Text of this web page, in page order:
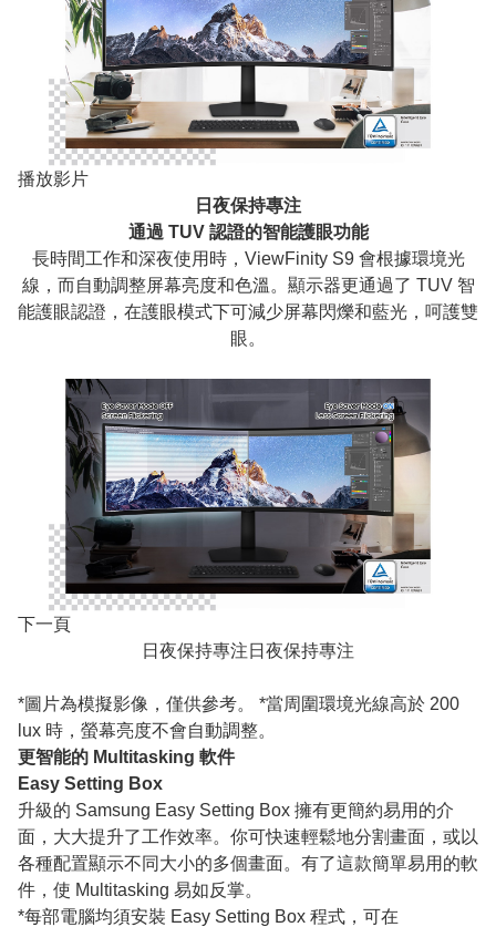
播放影片
日夜保持專注
通過 TUV 認證的智能護眼功能
長時間工作和深夜使用時，ViewFinity S9 會根據環境光
線，而自動調整屏幕亮度和色溫。顯示器更通過了 TUV 智
能護眼認證，在護眼模式下可減少屏幕閃爍和藍光，呵護雙
眼。
下一頁
日夜保持專注日夜保持專注
*圖片為模擬影像，僅供參考。 *當周圍環境光線高於 200
lux 時，螢幕亮度不會自動調整。
更智能的 Multitasking 軟件
Easy Setting Box
升級的 Samsung Easy Setting Box 擁有更簡約易用的介
面，大大提升了工作效率。你可快速輕鬆地分割畫面，或以
各種配置顯示不同大小的多個畫面。有了這款簡單易用的軟
件，使 Multitasking 易如反掌。
*每部電腦均須安裝 Easy Setting Box 程式，可在